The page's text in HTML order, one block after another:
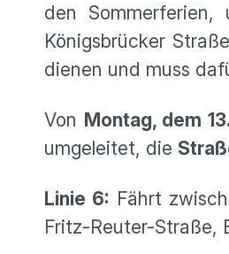
den
Königsbrücker
dienen und muss
Von Montag, dem
umgeleitet, die
Linie 6: Fährt
Fritz-Reuter-Straße,